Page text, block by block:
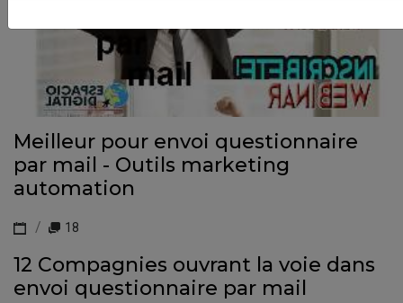
Meilleur pour envoi questionnaire
par mail - Outils marketing
automation
18
12 Compagnies ouvrant la voie dans
envoi questionnaire par mail